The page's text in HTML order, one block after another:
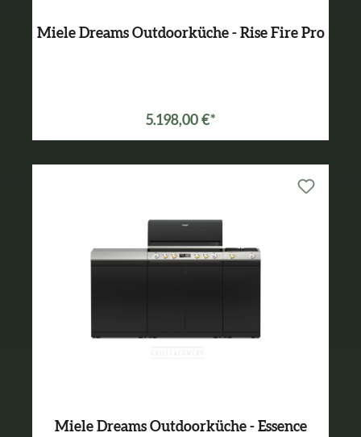
Miele Dreams Outdoorküche - Rise Fire Pro
5.198,00 €*
Miele Dreams Outdoorküche - Essence